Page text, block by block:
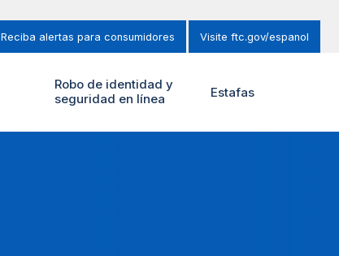
Reciba alertas para consumidores Visite ftc.gov/espanol
Robo de identidad y
seguridad en línea
Estafas